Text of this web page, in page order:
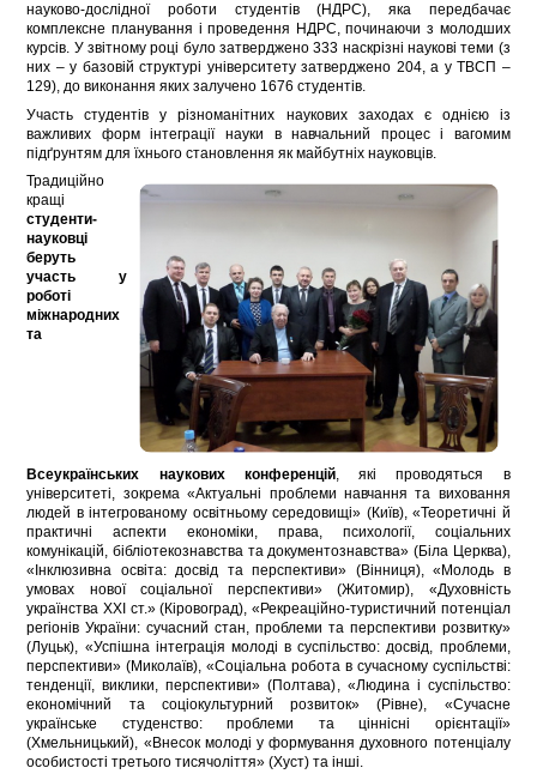
науково-дослідної роботи студентів (НДРС), яка передбачає
комплексне планування і проведення НДРС, починаючи з молодших
курсів. У звітному році було затверджено 333 наскрізні наукові теми (з
них – у базовій структурі університету затверджено 204, а у ТВСП –
129), до виконання яких залучено 1676 студентів.
Участь студентів у різноманітних наукових заходах є однією із
важливих форм інтеграції науки в навчальний процес і вагомим
підґрунтям для їхнього становлення як майбутніх науковців.
Традиційно
кращі
студенти-
науковці
беруть
участь у
роботі
міжнародних
та
Всеукраїнських наукових конференцій, які проводяться в
університеті, зокрема «Актуальні проблеми навчання та виховання
людей в інтегрованому освітньому середовищі» (Київ), «Теоретичні й
практичні аспекти економіки, права, психології, соціальних
комунікацій, бібліотекознавства та документознавства» (Біла Церква),
«Інклюзивна освіта: досвід та перспективи» (Вінниця), «Молодь в
умовах нової соціальної перспективи» (Житомир), «Духовність
українства ХХІ ст.» (Кіровоград), «Рекреаційно-туристичний потенціал
регіонів України: сучасний стан, проблеми та перспективи розвитку»
(Луцьк), «Успішна інтеграція молоді в суспільство: досвід, проблеми,
перспективи» (Миколаїв), «Соціальна робота в сучасному суспільстві:
тенденції, виклики, перспективи» (Полтава), «Людина і суспільство:
економічний та соціокультурний розвиток» (Рівне), «Сучасне
українське студенство: проблеми та ціннісні орієнтації»
(Хмельницький), «Внесок молоді у формування духовного потенціалу
особистості третього тисячоліття» (Хуст) та інші.